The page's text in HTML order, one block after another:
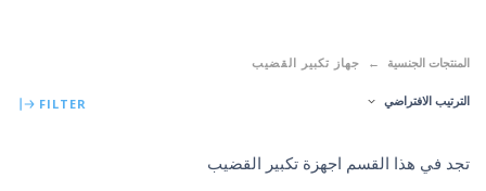
المنتجات الجنسية جهاز تكبير القضيب
الترتيب الافتراضي FILTER
تجد في هذا القسم اجهزة تكبير القضيب